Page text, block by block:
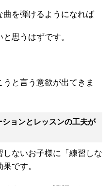
曲を弾けるようになれば
思うはずです。
と言う意欲が出てきま
ションとレッスンの工夫が
ないお子様に「練習しな
です。